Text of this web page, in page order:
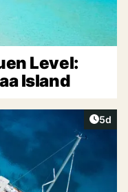
Level:
Island
5d